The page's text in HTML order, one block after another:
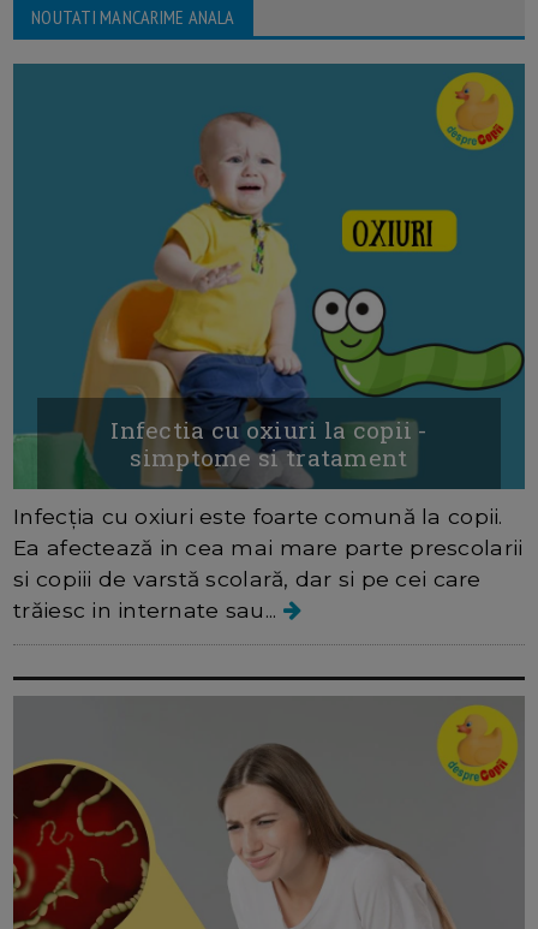
NOUTATI MANCARIME ANALA
Infectia cu oxiuri la copii -
simptome si tratament
Infecția cu oxiuri este foarte comună la copii.
Ea afectează in cea mai mare parte prescolarii
si copiii de varstă scolară, dar si pe cei care
trăiesc in internate sau...